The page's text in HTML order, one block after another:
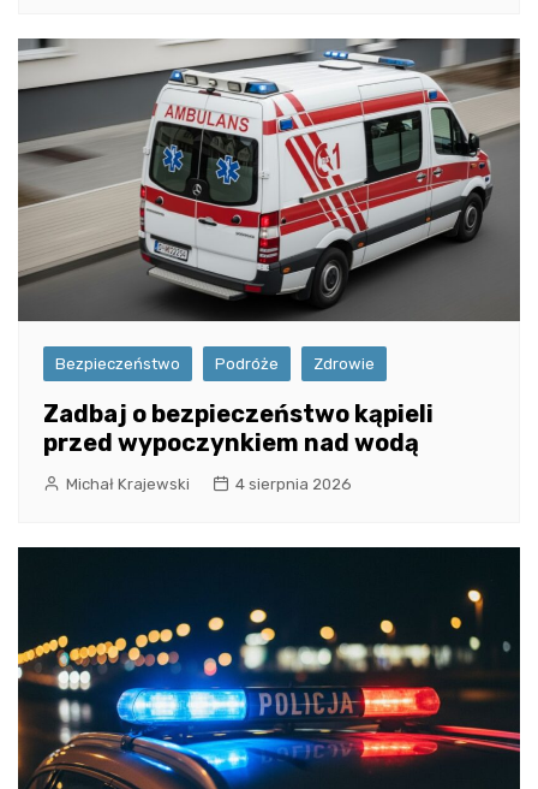
Bezpieczeństwo Podróże Zdrowie
Zadbaj o bezpieczeństwo kąpieli
przed wypoczynkiem nad wodą
Michał Krajewski 4 sierpnia 2026